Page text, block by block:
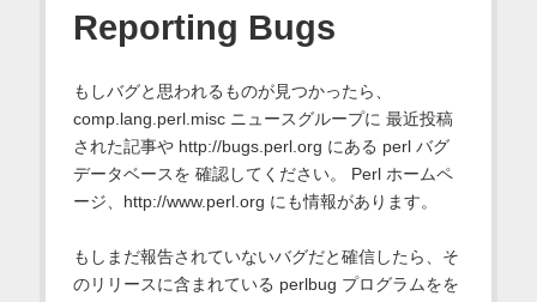
Reporting Bugs
もしバグと思われるものが見つかったら、
comp.lang.perl.misc ニュースグループに 最近投稿
された記事や http://bugs.perl.org にある perl バグ
データベースを 確認してください。 Perl ホームペ
ージ、http://www.perl.org にも情報があります。
もしまだ報告されていないバグだと確信したら、そ
のリリースに含まれている perlbug プログラムをを